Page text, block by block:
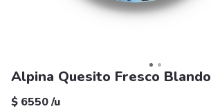
Alpina Quesito Fresco Blando
$ 6550/u